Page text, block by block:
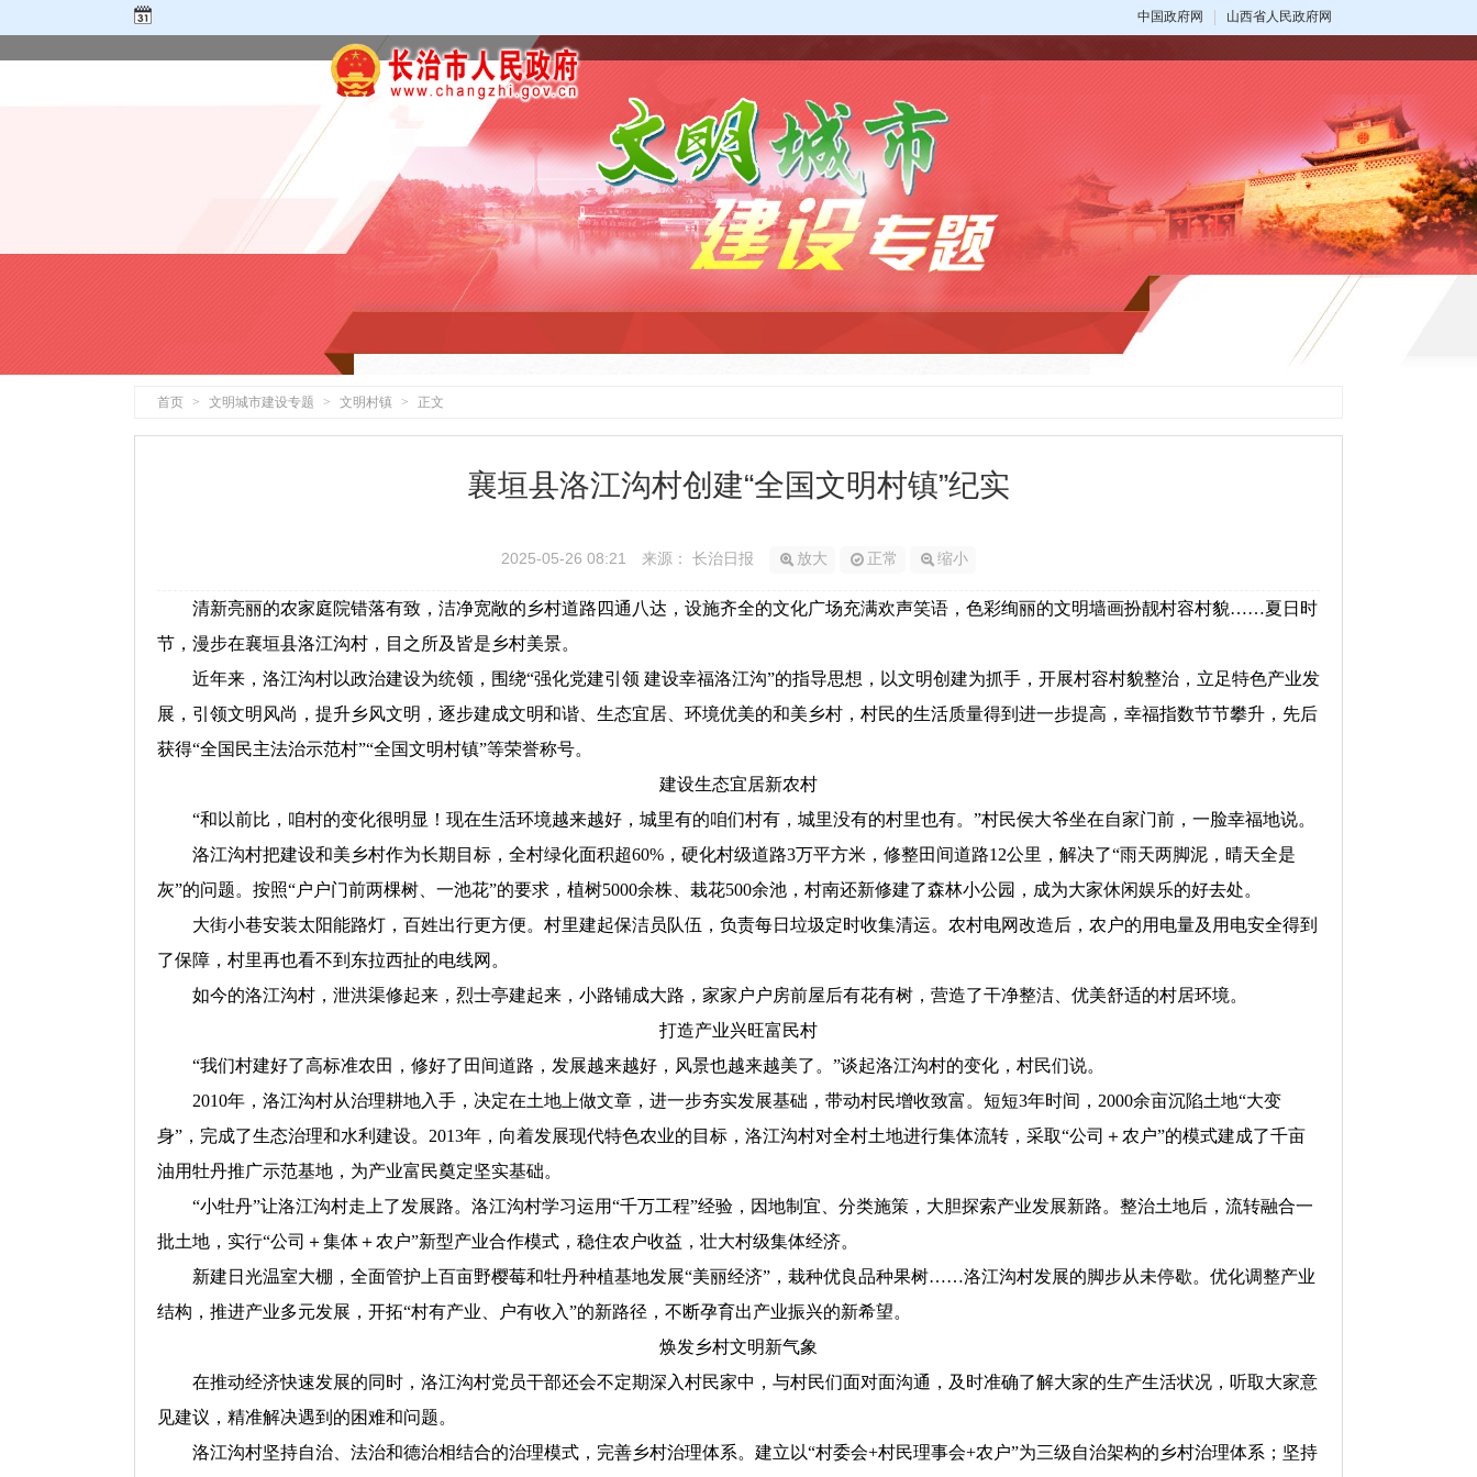
中国政府网 山西省人民政府网
首页 > 文明城市建设专题 > 文明村镇 > 正文
襄垣县洛江沟村创建“全国文明村镇”纪实
2025-05-26 08:21 来源： 长治日报 放大 正常 缩小
清新亮丽的农家庭院错落有致，洁净宽敞的乡村道路四通八达，设施齐全的文化广场充满欢声笑语，色彩绚丽的文明墙画扮靓村容村貌……夏日时
节，漫步在襄垣县洛江沟村，目之所及皆是乡村美景。
近年来，洛江沟村以政治建设为统领，围绕“强化党建引领 建设幸福洛江沟”的指导思想，以文明创建为抓手，开展村容村貌整治，立足特色产业发
展，引领文明风尚，提升乡风文明，逐步建成文明和谐、生态宜居、环境优美的和美乡村，村民的生活质量得到进一步提高，幸福指数节节攀升，先后
获得“全国民主法治示范村”“全国文明村镇”等荣誉称号。
建设生态宜居新农村
“和以前比，咱村的变化很明显！现在生活环境越来越好，城里有的咱们村有，城里没有的村里也有。”村民侯大爷坐在自家门前，一脸幸福地说。
洛江沟村把建设和美乡村作为长期目标，全村绿化面积超60%，硬化村级道路3万平方米，修整田间道路12公里，解决了“雨天两脚泥，晴天全是
灰”的问题。按照“户户门前两棵树、一池花”的要求，植树5000余株、栽花500余池，村南还新修建了森林小公园，成为大家休闲娱乐的好去处。
大街小巷安装太阳能路灯，百姓出行更方便。村里建起保洁员队伍，负责每日垃圾定时收集清运。农村电网改造后，农户的用电量及用电安全得到
了保障，村里再也看不到东拉西扯的电线网。
如今的洛江沟村，泄洪渠修起来，烈士亭建起来，小路铺成大路，家家户户房前屋后有花有树，营造了干净整洁、优美舒适的村居环境。
打造产业兴旺富民村
“我们村建好了高标准农田，修好了田间道路，发展越来越好，风景也越来越美了。”谈起洛江沟村的变化，村民们说。
2010年，洛江沟村从治理耕地入手，决定在土地上做文章，进一步夯实发展基础，带动村民增收致富。短短3年时间，2000余亩沉陷土地“大变
身”，完成了生态治理和水利建设。2013年，向着发展现代特色农业的目标，洛江沟村对全村土地进行集体流转，采取“公司＋农户”的模式建成了千亩
油用牡丹推广示范基地，为产业富民奠定坚实基础。
“小牡丹”让洛江沟村走上了发展路。洛江沟村学习运用“千万工程”经验，因地制宜、分类施策，大胆探索产业发展新路。整治土地后，流转融合一
批土地，实行“公司＋集体＋农户”新型产业合作模式，稳住农户收益，壮大村级集体经济。
新建日光温室大棚，全面管护上百亩野樱莓和牡丹种植基地发展“美丽经济”，栽种优良品种果树……洛江沟村发展的脚步从未停歇。优化调整产业
结构，推进产业多元发展，开拓“村有产业、户有收入”的新路径，不断孕育出产业振兴的新希望。
焕发乡村文明新气象
在推动经济快速发展的同时，洛江沟村党员干部还会不定期深入村民家中，与村民们面对面沟通，及时准确了解大家的生产生活状况，听取大家意
见建议，精准解决遇到的困难和问题。
洛江沟村坚持自治、法治和德治相结合的治理模式，完善乡村治理体系。建立以“村委会+村民理事会+农户”为三级自治架构的乡村治理体系；坚持